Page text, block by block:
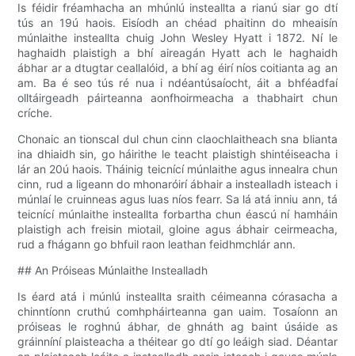
Is féidir fréamhacha an mhúnlú insteallta a rianú siar go dtí
tús an 19ú haois. Eisíodh an chéad phaitinn do mheaisín
múnlaithe insteallta chuig John Wesley Hyatt i 1872. Ní le
haghaidh plaistigh a bhí aireagán Hyatt ach le haghaidh
ábhar ar a dtugtar ceallalóid, a bhí ag éirí níos coitianta ag an
am. Ba é seo tús ré nua i ndéantúsaíocht, áit a bhféadfaí
olltáirgeadh páirteanna aonfhoirmeacha a thabhairt chun
críche.
Chonaic an tionscal dul chun cinn claochlaitheach sna blianta
ina dhiaidh sin, go háirithe le teacht plaistigh shintéiseacha i
lár an 20ú haois. Tháinig teicnící múnlaithe agus innealra chun
cinn, rud a ligeann do mhonaróirí ábhair a instealladh isteach i
múnlaí le cruinneas agus luas níos fearr. Sa lá atá inniu ann, tá
teicnící múnlaithe insteallta forbartha chun éascú ní hamháin
plaistigh ach freisin miotail, gloine agus ábhair ceirmeacha,
rud a fhágann go bhfuil raon leathan feidhmchlár ann.
## An Próiseas Múnlaithe Instealladh
Is éard atá i múnlú insteallta sraith céimeanna córasacha a
chinntíonn cruthú comhpháirteanna gan uaim. Tosaíonn an
próiseas le roghnú ábhar, de ghnáth ag baint úsáide as
gráinníní plaisteacha a théitear go dtí go leáigh siad. Déantar